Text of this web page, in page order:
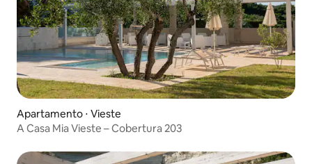
Apartamento ⋅ Vieste
A Casa Mia Vieste – Cobertura 203